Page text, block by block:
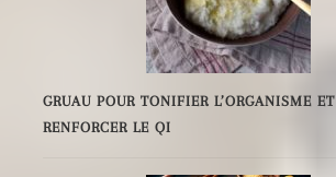
GRUAU POUR TONIFIER L’ORGANISME ET
RENFORCER LE QI